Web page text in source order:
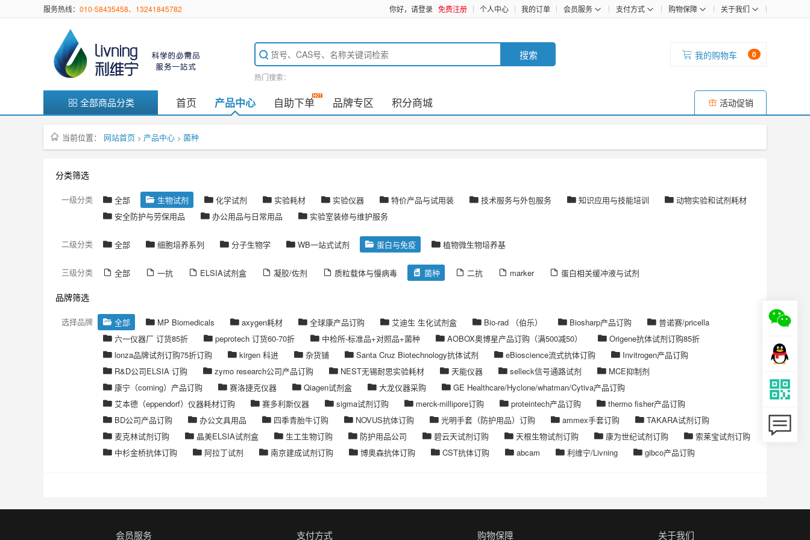
服务热线： 010-58435458、13241845782 你好，请登录 免费注册 个人中心 我的订单 会员服务 支付方式 购物保障 关于我们
搜索
热门搜索：
我的购物车 0
全部商品分类 首页 产品中心 自助下单 品牌专区 积分商城 活动促销
当前位置： 网站首页 > 产品中心 > 菌种
分类筛选
一级分类 全部 生物试剂 化学试剂 实验耗材 实验仪器 特价产品与试用装 技术服务与外包服务 知识应用与技能培训
动物实验和试剂耗材
安全防护与劳保用品
办公用品与日常用品 实验室装修与维护服务
二级分类 全部 细胞培养系列 分子生物学 WB一站式试剂 蛋白与免疫 植物微生物培养基
三级分类 全部 一抗 ELSIA试剂盒 凝胶/佐剂 质粒载体与慢病毒 菌种 二抗 marker 蛋白相关缓冲液与试剂
品牌筛选
选择品牌 全部 MP Biomedicals axygen耗材 全球康产品订购 艾迪生 生化试剂盒 Bio-rad （伯乐） Biosharp产品订购
普诺赛/pricella
六一仪器厂 订货85折
peprotech 订货60-70折 中检所-标准品+对照品+菌种 AOBOX奥博星产品订购（满500减50）
Origene抗体试剂订购85折
lonza品牌试剂订购75折订购
kirgen 科进 杂货铺 Santa Cruz Biotechnology抗体试剂 eBioscience流式抗体订购
Invitrogen产品订购
R&D公司ELSIA 订购
zymo research公司产品订购 NEST无锡耐思实验耗材 天能仪器 selleck信号通路试剂
MCE抑制剂
康宁（corning）产品订购
赛洛捷克仪器 Qiagen试剂盒 大龙仪器采购
GE Healthcare/Hyclone/whatman/Cytiva产品订购
艾本德（eppendorf）仪器耗材订购
赛多利斯仪器 sigma试剂订购 merck-millipore订购 proteintech产品订购
thermo fisher产品订购
BD公司产品订购
办公文具用品 四季青胎牛订购 NOVUS抗体订购 光明手套（防护用品）订购 ammex手套订购
TAKARA试剂订购
麦克林试剂订购
晶美ELSIA试剂盒 生工生物订购 防护用品公司 碧云天试剂订购 天根生物试剂订购 康为世纪试剂订购
索莱宝试剂订购
中杉金桥抗体订购
阿拉丁试剂 南京建成试剂订购 博奥森抗体订购 CST抗体订购 abcam 利维宁/Livning gibco产品订购
会员服务 支付方式 购物保障 关于我们